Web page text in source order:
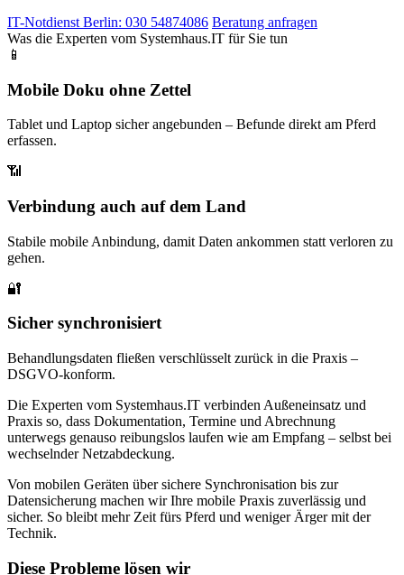
IT-Notdienst Berlin: 030 54874086 Beratung anfragen
Was die Experten vom Systemhaus.IT für Sie tun
📱
Mobile Doku ohne Zettel
Tablet und Laptop sicher angebunden – Befunde direkt am Pferd
erfassen.
📶
Verbindung auch auf dem Land
Stabile mobile Anbindung, damit Daten ankommen statt verloren zu
gehen.
🔐
Sicher synchronisiert
Behandlungsdaten fließen verschlüsselt zurück in die Praxis –
DSGVO-konform.
Die Experten vom Systemhaus.IT verbinden Außeneinsatz und
Praxis so, dass Dokumentation, Termine und Abrechnung
unterwegs genauso reibungslos laufen wie am Empfang – selbst bei
wechselnder Netzabdeckung.
Von mobilen Geräten über sichere Synchronisation bis zur
Datensicherung machen wir Ihre mobile Praxis zuverlässig und
sicher. So bleibt mehr Zeit fürs Pferd und weniger Ärger mit der
Technik.
Diese Probleme lösen wir